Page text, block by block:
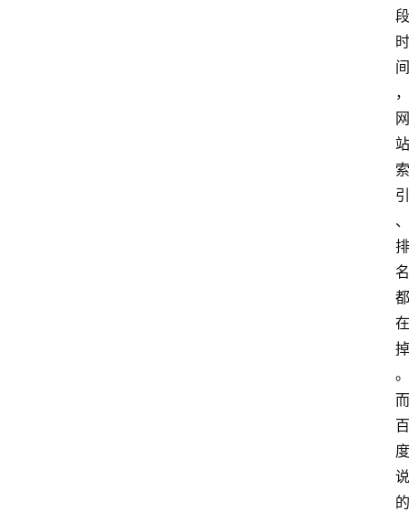
段
时
间
，
网
站
索
引
、
排
名
都
在
掉
。
而
百
度
说
的